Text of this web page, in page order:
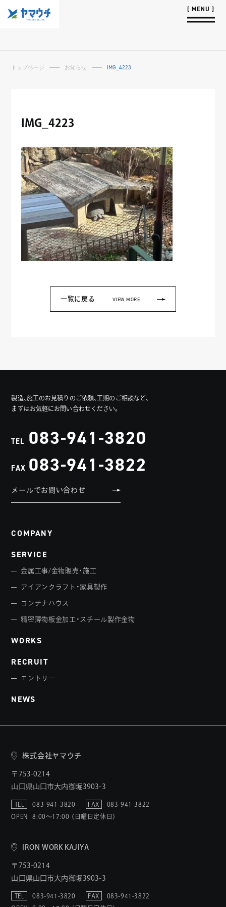
トップページ お知らせ IMG_4223
IMG_4223
一覧に戻る VIEW MORE
製造、施工のお見積りのご依頼、工期のご相談など、
まずはお気軽にお問い合わせください。
TEL 083-941-3820
FAX 083-941-3822
メールでお問い合わせ
COMPANY
SERVICE
金属工事/金物販売・施工
アイアンクラフト・家具製作
コンテナハウス
精密薄物板金加工・スチール製作金物
WORKS
RECRUIT
エントリー
NEWS
株式会社ヤマウチ
〒753-0214
山口県山口市大内御堀3903-3
TEL 083-941-3820 FAX
083-941-3822
OPEN
8:00〜17:00 （日曜日定休日）
IRON WORK KAJIYA
〒753-0214
山口県山口市大内御堀3903-3
TEL 083-941-3820 FAX
083-941-3822